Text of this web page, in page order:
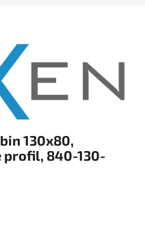
130x80,
840-130-